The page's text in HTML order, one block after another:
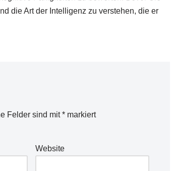
die Art der Intelligenz zu verstehen, die er
Felder sind mit*markiert
Website